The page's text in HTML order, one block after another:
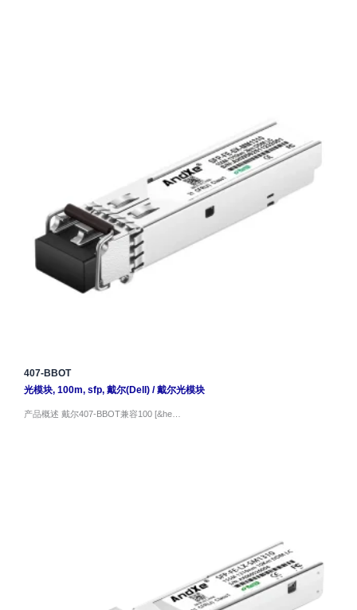
407-BBOT
光模块, 100m, sfp, 戴尔(Dell)/戴尔光模块
产品概述 戴尔407-BBOT兼容100 [&he…